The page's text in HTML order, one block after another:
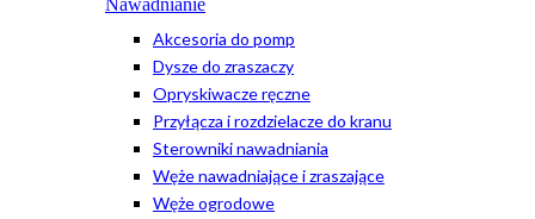
Nawadnianie
Akcesoria do pomp
Dysze do zraszaczy
Opryskiwacze ręczne
Przyłącza i rozdzielacze do kranu
Sterowniki nawadniania
Węże nawadniające i zraszające
Węże ogrodowe